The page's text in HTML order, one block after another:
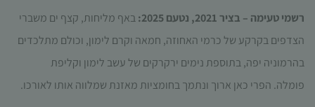
רשמי טעימה – בציר 2021, נטעם 2025: באף מליחות, קצף ים משברי
הצדפים בקרקע של כרמי האחוזה, חמאה וקרם לימון, וכולם מתלכדים
בהרמוניה יפה, בתוספת נימים ירקרקים של עשב לימון וקליפת
פומלה. הפרי כאן ארוך ונתמך בחומציות מאזנת שמלווה אותו לאורכו.
תחומי
העניין
שלך בעת
ביקורך